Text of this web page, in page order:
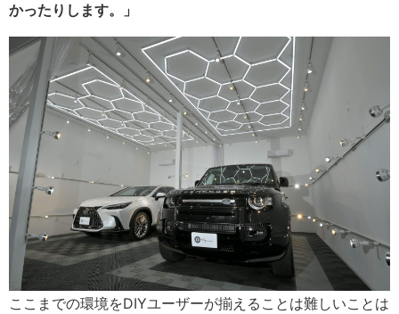
かったりします。」
ここまでの環境をDIYユーザーが揃えることは難しいことは